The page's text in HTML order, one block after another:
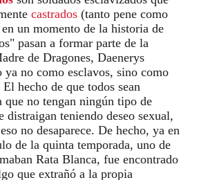
castrados (tanto pene como
un momento de la historia de
pasan a formar parte de la
de Dragones, Daenerys
ya no como esclavos, sino como
hecho de que todos sean
que no tengan ningún tipo de
distraigan teniendo deseo sexual,
no desaparece. De hecho, ya en
de la quinta temporada, uno de
Rata Blanca, fue encontrado
que extrañó a la propia